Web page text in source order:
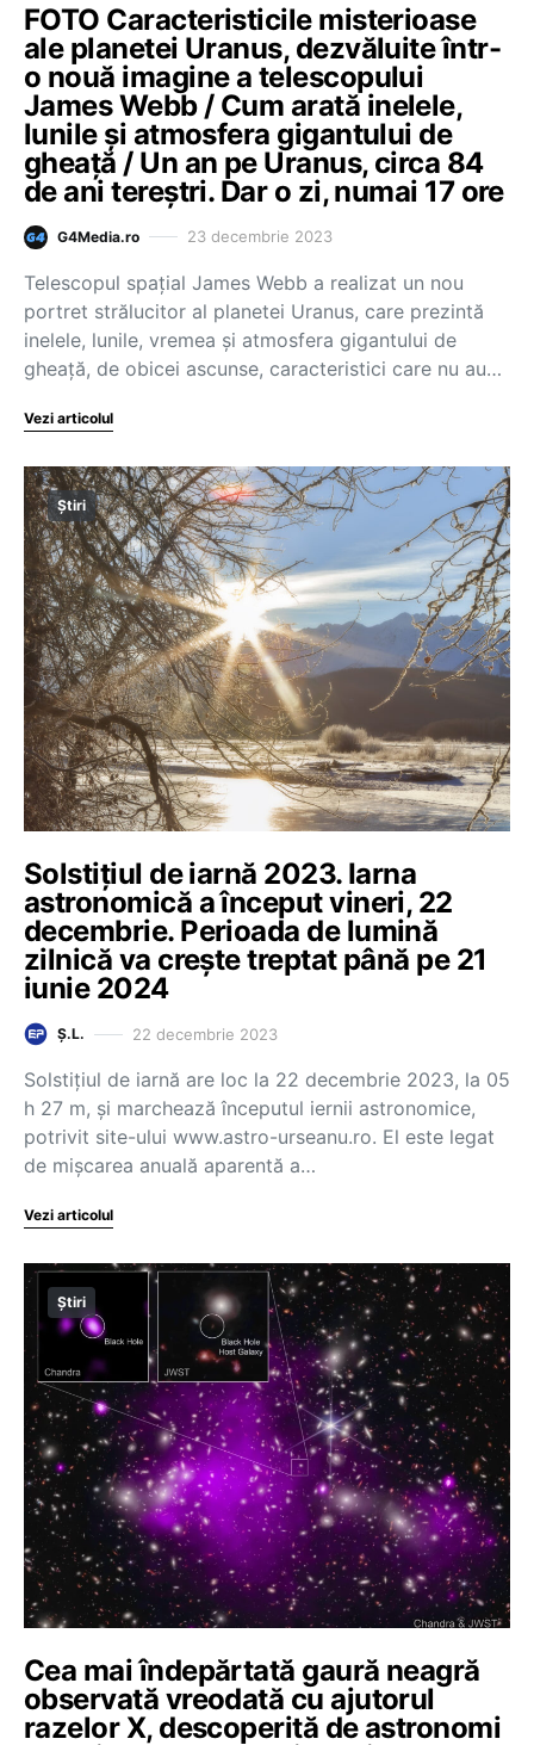
FOTO Caracteristicile misterioase
ale planetei Uranus, dezvăluite într-
o nouă imagine a telescopului
James Webb / Cum arată inelele,
lunile și atmosfera gigantului de
gheață / Un an pe Uranus, circa 84
de ani tereștri. Dar o zi, numai 17 ore
G4Media.ro 23 decembrie 2023
Telescopul spațial James Webb a realizat un nou
portret strălucitor al planetei Uranus, care prezintă
inelele, lunile, vremea și atmosfera gigantului de
gheață, de obicei ascunse, caracteristici care nu au…
Vezi articolul
Știri
Solstițiul de iarnă 2023. Iarna
astronomică a început vineri, 22
decembrie. Perioada de lumină
zilnică va crește treptat până pe 21
iunie 2024
Ș.L. 22 decembrie 2023
Solstiţiul de iarnă are loc la 22 decembrie 2023, la 05
h 27 m, şi marchează începutul iernii astronomice,
potrivit site-ului www.astro-urseanu.ro. El este legat
de mişcarea anuală aparentă a…
Vezi articolul
Știri
Cea mai îndepărtată gaură neagră
observată vreodată cu ajutorul
razelor X, descoperită de astronomi